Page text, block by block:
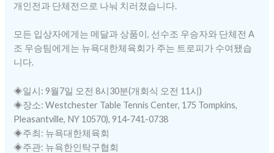
개인전과 단체전으로 나눠 치러졌습니다.
모든 입상자에게는 메달과 상품이, 선수조 우승자와 단체전 A
조 우승팀에게는 뉴욕대한체육회가 주는 트로피가 수여됐습
니다.
◈일시: 9월7일 오전 8시30분(개회식 오전 11시)
◈장소: Westchester Table Tennis Center, 175 Tompkins,
Pleasantville, NY 10570), 914-741-0738
◈주최: 뉴욕대한체육회
◈주관: 뉴욕한인탁구협회